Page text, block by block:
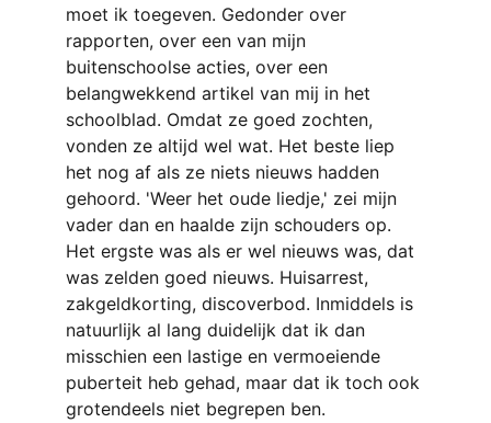
moet ik toegeven. Gedonder over
rapporten, over een van mijn
buitenschoolse acties, over een
belangwekkend artikel van mij in het
schoolblad. Omdat ze goed zochten,
vonden ze altijd wel wat. Het beste liep
het nog af als ze niets nieuws hadden
gehoord. 'Weer het oude liedje,' zei mijn
vader dan en haalde zijn schouders op.
Het ergste was als er wel nieuws was, dat
was zelden goed nieuws. Huisarrest,
zakgeldkorting, discoverbod. Inmiddels is
natuurlijk al lang duidelijk dat ik dan
misschien een lastige en vermoeiende
puberteit heb gehad, maar dat ik toch ook
grotendeels niet begrepen ben.